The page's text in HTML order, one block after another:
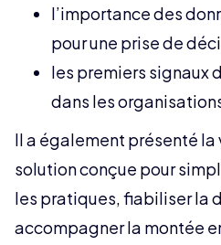
l’importance des
pour une prise de
les premiers signaux
dans les
Il a également présenté la
solution conçue pour
les pratiques, fiabiliser la
accompagner la montée